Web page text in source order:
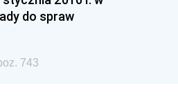
do spraw
743